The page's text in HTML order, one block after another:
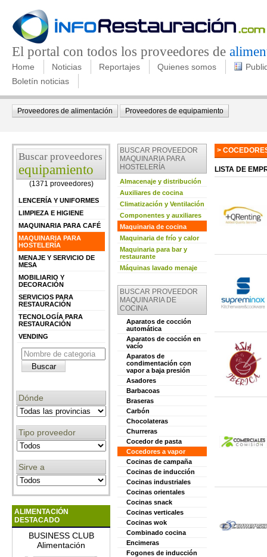
El portal con todos los proveedores de
Home Noticias Reportajes Quienes somos
Boletín noticias
Proveedores de alimentación Proveedores de equipamiento
Buscar proveedores
equipamiento
(1371 proveedores)
LENCERÍA Y UNIFORMES
LIMPIEZA E HIGIENE
MAQUINARIA PARA CAFÉ
MAQUINARIA PARA
HOSTELERÍA
MENAJE Y SERVICIO DE
MESA
MOBILIARIO Y
DECORACIÓN
SERVICIOS PARA
RESTAURACIÓN
TECNOLOGÍA PARA
RESTAURACIÓN
VENDING
Dónde
Tipo proveedor
Sirve a
ALIMENTACIÓN
DESTACADO
BUSINESS CLUB
Alimentación
BUSCAR PROVEEDOR
MAQUINARIA PARA
HOSTELERÍA
Almacenaje y distribución
Auxiliares de cocina
Climatización y Ventilación
Componentes y auxiliares
Maquinaria de cocina
Maquinaria de frío y calor
Maquinaria para bar y
restaurante
Máquinas lavado menaje
BUSCAR PROVEEDOR
MAQUINARIA DE
COCINA
Aparatos de cocción
automática
Aparatos de cocción en
vacío
Aparatos de
condimentación con
vapor a baja presión
Asadores
Barbacoas
Braseras
Carbón
Chocolateras
Churreras
Cocedor de pasta
Cocedores a vapor
Cocinas de campaña
Cocinas de inducción
Cocinas industriales
Cocinas orientales
Cocinas snack
Cocinas verticales
Cocinas wok
Combinado cocina
Encimeras
Fogones de inducción
>
LISTA DE